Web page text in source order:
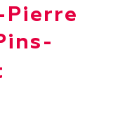
Pierre